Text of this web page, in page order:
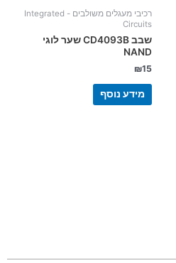
רכיבי מעגלים משולבים - Integrated
Circuits
שבב CD4093B שער לוגי
NAND
₪15
מידע נוסף